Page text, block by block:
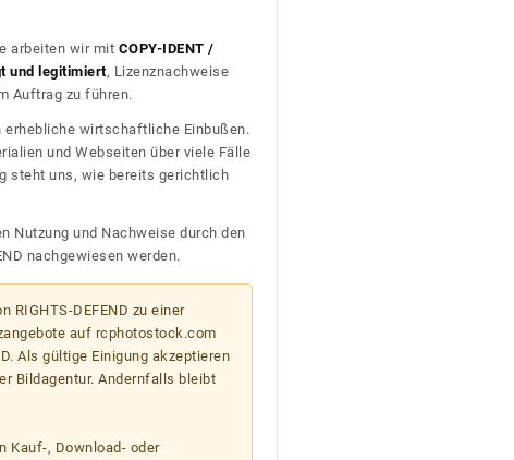
arbeiten wir mit COPY-IDENT /
und legitimiert, Lizenznachweise
Auftrag zu führen.
erhebliche wirtschaftliche Einbußen.
und Webseiten über viele Fälle
steht uns, wie bereits gerichtlich
Nutzung und Nachweise durch den
nachgewiesen werden.
RIGHTS-DEFEND zu einer
auf rcphotostock.com
Als gültige Einigung akzeptieren
Bildagentur. Andernfalls bleibt
Kauf-, Download- oder